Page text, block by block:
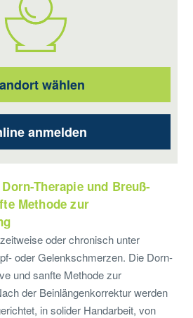
wählen
anmelden
Therapie und Breuß-
Methode zur
oder chronisch unter
oder Gelenkschmerzen. Die Dorn-
und sanfte Methode zur
der Beinlängenkorrektur werden
in solider Handarbeit, von